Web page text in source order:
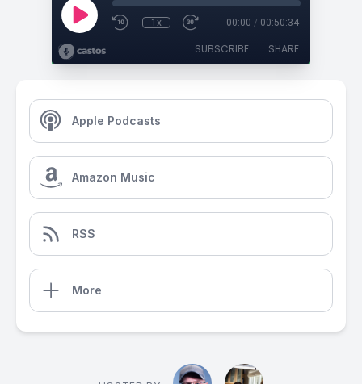
1x 00:00 / 00:50:34
SUBSCRIBE SHARE
Apple Podcasts
Amazon Music
RSS
More